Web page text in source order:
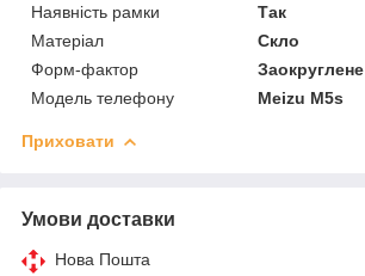
Наявність рамки
Так
Матеріал
Скло
Форм-фактор
Заокруглене
Модель телефону
Meizu M5s
Приховати
Умови доставки
Нова Пошта